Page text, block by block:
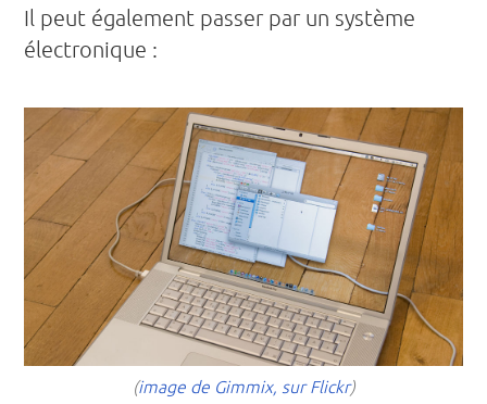
Il peut également passer par un système
électronique :
(image de Gimmix, sur Flickr)